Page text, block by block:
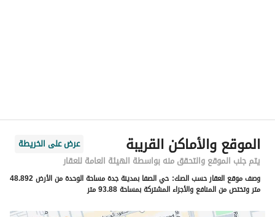
رقم المبنى
2867
الرقم الاضافي
7116
الموقع والأماكن القريبة
عرض على الخريطة
يتم جلب الموقع والتحقق منه بواسطة الهيئة العامة للعقار
وصف موقع العقار حسب الصك:
حي الصفا بمدينة جدة مساحة الوحدة من الأرض 48.892
متر وتختص من المنافع والأجزاء المشتركة بمساحة 93.88 متر